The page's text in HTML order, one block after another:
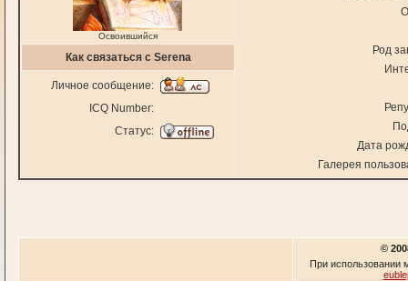
Освоившийся
Род
Дата
Галерея
Как связаться с Serena
Личное сообщение:
ICQ Number:
Статус:
©
При использовании